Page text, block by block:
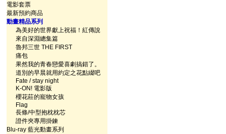
電影套票
最新預約商品
動畫精品系列
為美好的世界獻上祝福！紅傳說
來自深淵總集篇
魯邦三世 THE FIRST
痛包
果然我的青春戀愛喜劇搞錯了。
道別的早晨就用約定之花點綴吧
Fate / stay night
K-ON! 電影版
櫻花莊的寵物女孩
Flag
長條/中型抱枕枕芯
證件夾專用掛鍊
Blu-ray 藍光動畫系列